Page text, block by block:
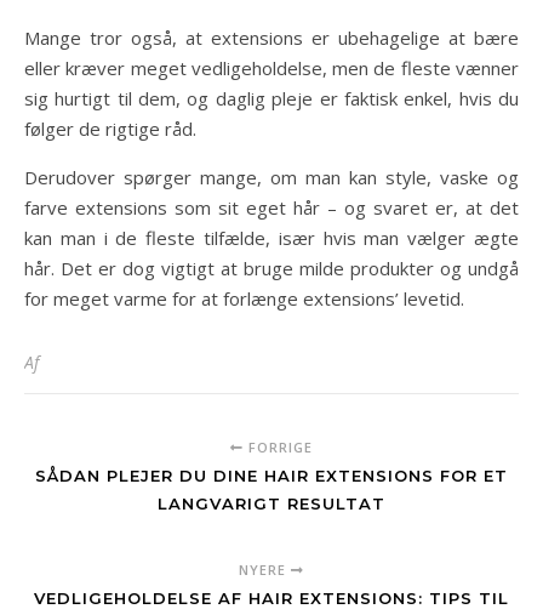
Mange tror også, at extensions er ubehagelige at bære
eller kræver meget vedligeholdelse, men de fleste vænner
sig hurtigt til dem, og daglig pleje er faktisk enkel, hvis du
følger de rigtige råd.
Derudover spørger mange, om man kan style, vaske og
farve extensions som sit eget hår – og svaret er, at det
kan man i de fleste tilfælde, især hvis man vælger ægte
hår. Det er dog vigtigt at bruge milde produkter og undgå
for meget varme for at forlænge extensions’ levetid.
Af
FORRIGE
SÅDAN PLEJER DU DINE HAIR EXTENSIONS FOR ET
LANGVARIGT RESULTAT
NYERE
VEDLIGEHOLDELSE AF HAIR EXTENSIONS: TIPS TIL